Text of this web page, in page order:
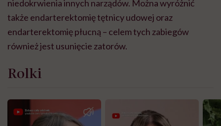
niedokrwienia innych narządów. Można wyróżnić
także endarterektomię tętnicy udowej oraz
endarterektomię płucną – celem tych zabiegów
również jest usunięcie zatorów.
Rolki